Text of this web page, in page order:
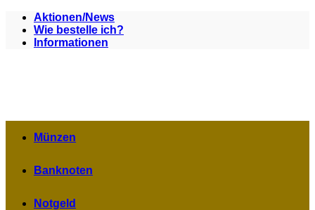
Zum
Inhalt
springen
Aktionen/News
Wie bestelle ich?
Informationen
Münzen
Banknoten
Notgeld